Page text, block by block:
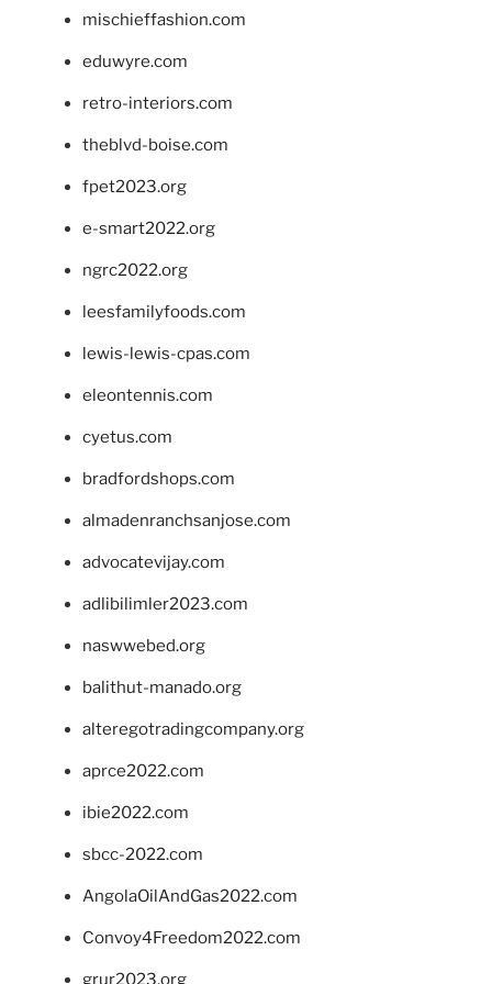
mischieffashion.com
eduwyre.com
retro-interiors.com
theblvd-boise.com
fpet2023.org
e-smart2022.org
ngrc2022.org
leesfamilyfoods.com
lewis-lewis-cpas.com
eleontennis.com
cyetus.com
bradfordshops.com
almadenranchsanjose.com
advocatevijay.com
adlibilimler2023.com
naswwebed.org
balithut-manado.org
alteregotradingcompany.org
aprce2022.com
ibie2022.com
sbcc-2022.com
AngolaOilAndGas2022.com
Convoy4Freedom2022.com
grur2023.org